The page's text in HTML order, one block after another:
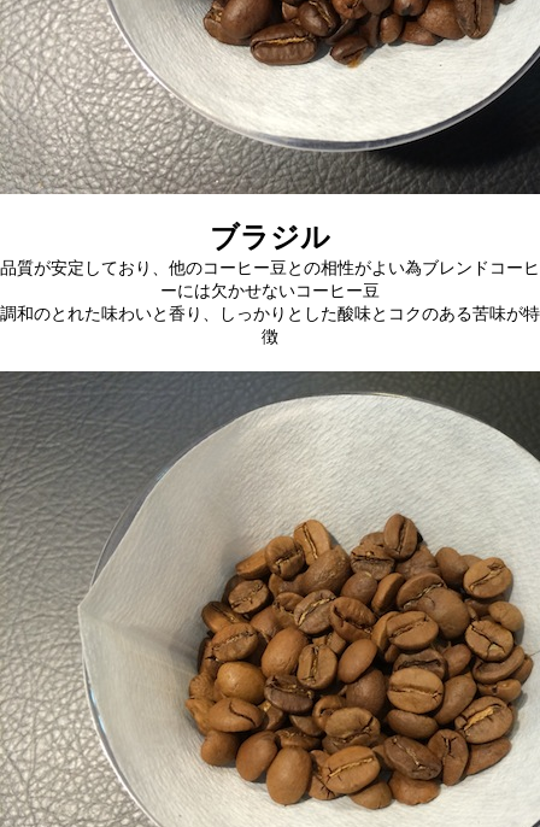
ブラジル
品質が安定しており、他のコーヒー豆との相性がよい為ブレンドコーヒ
ーには欠かせないコーヒー豆
調和のとれた味わいと香り、しっかりとした酸味とコクのある苦味が特
徴